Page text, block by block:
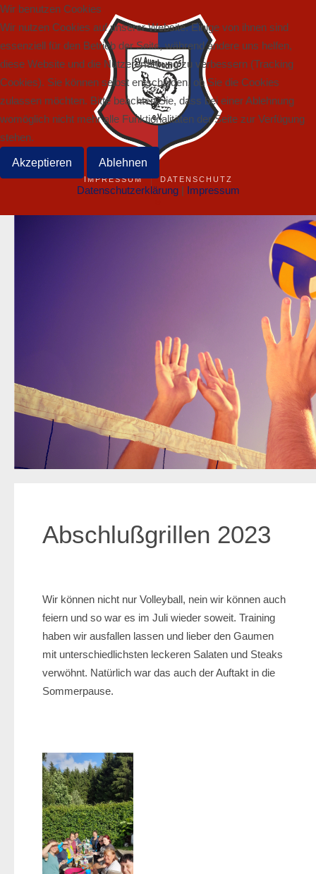
IMPRESSUM DATENSCHUTZ
Abschlußgrillen 2023
Wir können nicht nur Volleyball, nein wir können auch
feiern und so war es im Juli wieder soweit. Training
haben wir ausfallen lassen und lieber den Gaumen
mit unterschiedlichsten leckeren Salaten und Steaks
verwöhnt. Natürlich war das auch der Auftakt in die
Sommerpause.
Wir benutzen Cookies
Wir nutzen Cookies auf unserer Website. Einige von ihnen sind
essenziell für den Betrieb der Seite, während andere uns helfen,
diese Website und die Nutzererfahrung zu verbessern (Tracking
Cookies). Sie können selbst entscheiden, ob Sie die Cookies
zulassen möchten. Bitte beachten Sie, dass bei einer Ablehnung
womöglich nicht mehr alle Funktionalitäten der Seite zur Verfügung
stehen.
Akzeptieren Ablehnen
Datenschutzerklärung| Impressum